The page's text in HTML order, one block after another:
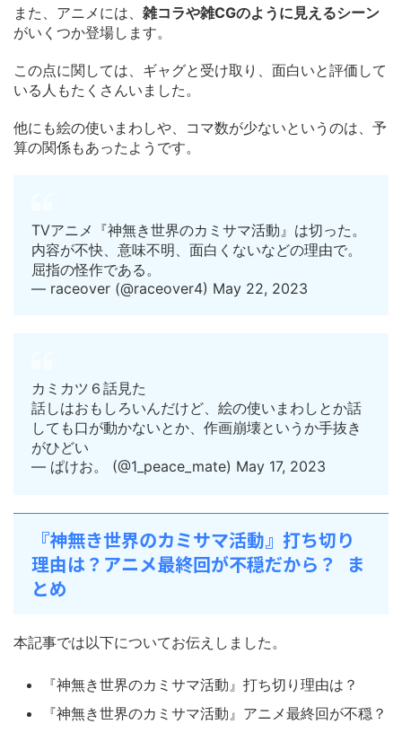
また、アニメには、 雑コラや雑CGのように見えるシーン
がいくつか登場します。
この点に関しては、ギャグと受け取り、面白いと評価して
いる人もたくさんいました。
他にも絵の使いまわしや、コマ数が少ないというのは、予
算の関係もあったようです。
TVアニメ『神無き世界のカミサマ活動』は切った。
内容が不快、意味不明、面白くないなどの理由で。
屈指の怪作である。
— raceover (@raceover4) May 22, 2023
カミカツ６話見た
話しはおもしろいんだけど、絵の使いまわしとか話
しても口が動かないとか、作画崩壊というか手抜き
がひどい
— ぱけお。 (@1_peace_mate) May 17, 2023
『神無き世界のカミサマ活動』打ち切り
理由は？アニメ最終回が不穏だから？ ま
とめ
本記事では以下についてお伝えしました。
『神無き世界のカミサマ活動』打ち切り理由は？
『神無き世界のカミサマ活動』アニメ最終回が不穏？